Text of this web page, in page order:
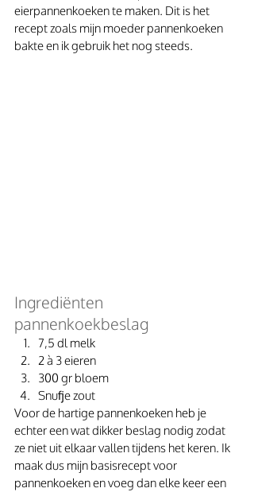
eierpannenkoeken te maken. Dit is het
recept zoals mijn moeder pannenkoeken
bakte en ik gebruik het nog steeds.
Ingrediënten
pannenkoekbeslag
7,5 dl melk
2 à 3 eieren
300 gr bloem
Snufje zout
Voor de hartige pannenkoeken heb je
echter een wat dikker beslag nodig zodat
ze niet uit elkaar vallen tijdens het keren. Ik
maak dus mijn basisrecept voor
pannenkoeken en voeg dan elke keer een